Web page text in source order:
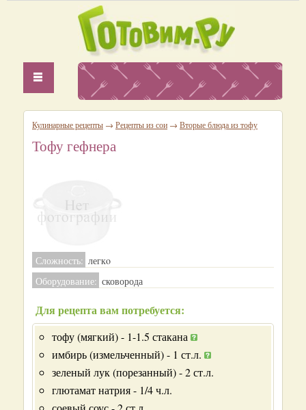
Кулинарные рецепты → Рецепты из сои → Вторые блюда из тофу
Тофу гефнера
Сложность: легкo
Оборудование: сковорода
Для рецепта вам потребуется:
тофу (мягкий) - 1-1.5 стакана
имбирь (измельченный) - 1 ст.л.
зеленый лук (порезанный) - 2 ст.л.
глютамат натрия - 1/4 ч.л.